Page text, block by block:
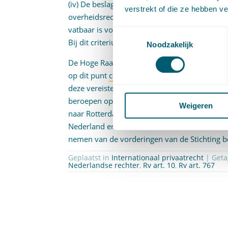
verstrekt of die ze hebben
Toestemmingsselectie
Noodzakelijk
Weigeren
(iv) De beslaglegger kan niet door middel
overheidsrechter een uitspraak verkrijgen
vatbaar is voor tenuitvoerlegging in
Bij dit criterium moet worden gedacht aan
De Hoge Raad leidt zelf uit de stukken af
op dit punt contraire conclusie van de A-G
,
deze vereisten de rechtbank Rotterdam
beroepen op de relatieve onbevoegdheid
naar Rotterdam achterwege. De Hoge Raad
Nederland en verstaat dit vonnis aldus dat
nemen van de vorderingen van de Stichting
Geplaatst in Internationaal privaatrecht |
Nederlandse rechter, Rv art. 10, Rv art. 767